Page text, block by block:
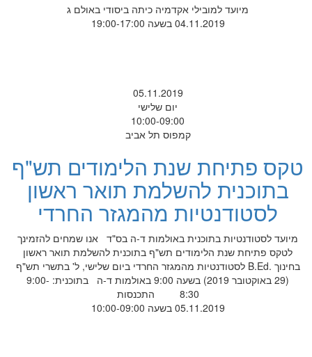
מיועד למובילי אקדמיה כיתה ביסודי באולם ג
04.11.2019 בשעה 19:00-17:00
05.11.2019
יום שלישי
10:00-09:00
קמפוס תל אביב
טקס פתיחת שנת הלימודים תש"ף
בתוכנית להשלמת תואר ראשון
לסטודנטיות מהמגזר החרדי
מיועד לסטודנטיות בתוכנית באולמות ד-ה בס"ד אנו שמחים להזמינך
לטקס פתיחת שנת הלימודים תש"ף בתוכנית להשלמת תואר ראשון
בחינוך .B.Ed לסטודנטיות מהמגזר החרדי ביום שלישי, ל' בתשרי תש"ף
(29 באוקטובר 2019) בשעה 9:00 באולמות ד-ה בתוכנית: 9:00-
8:30 התכנסות
05.11.2019 בשעה 10:00-09:00